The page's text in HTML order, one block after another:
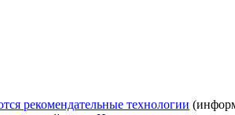
рекомендательные технологии